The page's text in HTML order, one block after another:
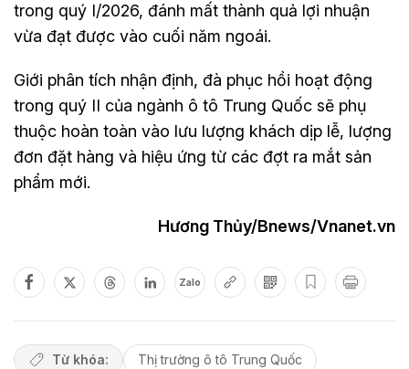
trong quý I/2026, đánh mất thành quả lợi nhuận
vừa đạt được vào cuối năm ngoái.
Giới phân tích nhận định, đà phục hồi hoạt động
trong quý II của ngành ô tô Trung Quốc sẽ phụ
thuộc hoàn toàn vào lưu lượng khách dịp lễ, lượng
đơn đặt hàng và hiệu ứng từ các đợt ra mắt sản
phẩm mới.
Hương Thủy/Bnews/Vnanet.vn
Zalo
Từ khóa:
Thị trường ô tô Trung Quốc